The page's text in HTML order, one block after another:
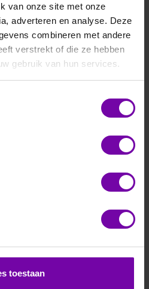
van onze site met onze
adverteren en analyse. Deze
combineren met andere
verstrekt of die ze hebben
gebruik van hun services.
toestaan
Bij vragen, bel ons